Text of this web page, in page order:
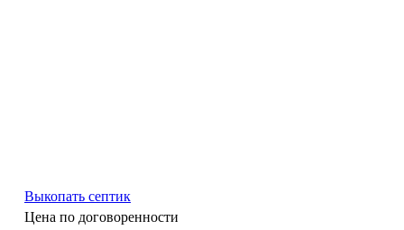
Выкопать септик
Цена по договоренности